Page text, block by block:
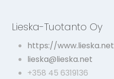
Lieska-Tuotanto Oy
https://www.lieska.net
lieska@lieska.net
+358 45 6319136